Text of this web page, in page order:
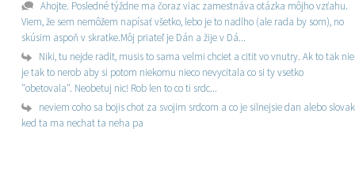
Ahojte. Posledné týždne ma čoraz viac zamestnáva otázka môjho vzťahu.
Viem, že sem nemôžem napísať všetko, lebo je to nadlho (ale rada by som), no
skúsim aspoň v skratke.Môj priateľ je Dán a žije v Dá...
Niki, tu nejde radit, musis to sama velmi chciet a citit vo vnutry. Ak to tak nie
je tak to nerob aby si potom niekomu nieco nevycitala co si ty vsetko
"obetovala". Neobetuj nic! Rob len to co ti srdc...
neviem coho sa bojis chot za svojim srdcom a co je silnejsie dan alebo slovak
ked ta ma nechat ta neha pa